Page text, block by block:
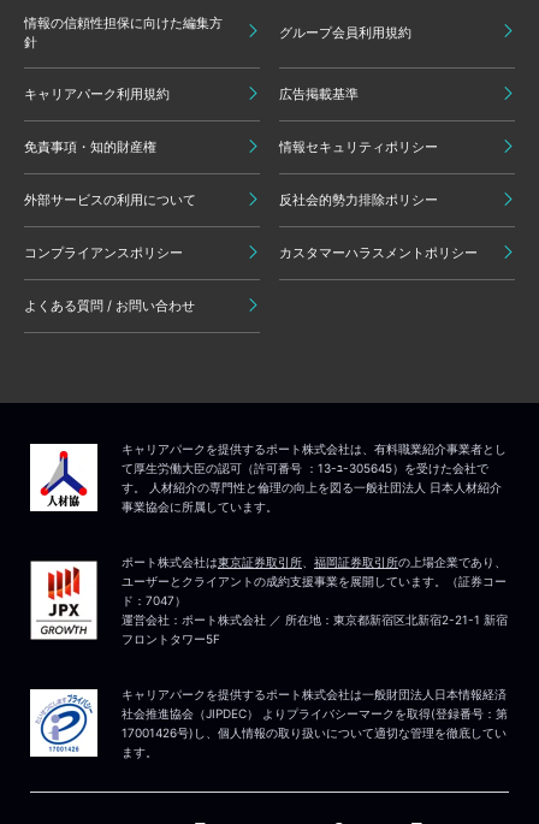
情報の信頼性担保に向けた編集方
針
グループ会員利用規約
キャリアパーク利用規約 広告掲載基準
免責事項・知的財産権 情報セキュリティポリシー
外部サービスの利用について 反社会的勢力排除ポリシー
コンプライアンスポリシー カスタマーハラスメントポリシー
よくある質問 / お問い合わせ